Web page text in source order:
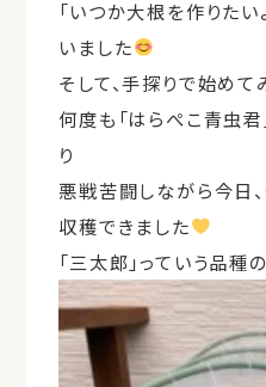
「いつか大根を作りた
いました
そして、手探りで始め
何度も「はらぺこ青虫
り
悪戦苦闘しながら今日
収穫できました
「三太郎」っていう品種